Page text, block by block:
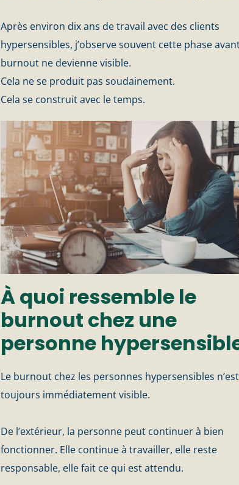
Après environ dix ans de travail avec des clients
hypersensibles, j’observe souvent cette phase
burnout ne devienne visible.
Cela ne se produit pas soudainement.
Cela se construit avec le temps.
À quoi ressemble le
burnout chez une
personne
Le burnout chez les personnes hypersensibles
toujours immédiatement visible.
De l’extérieur, la personne peut continuer à bien
fonctionner. Elle continue à travailler, elle reste
responsable, elle fait ce qui est attendu.